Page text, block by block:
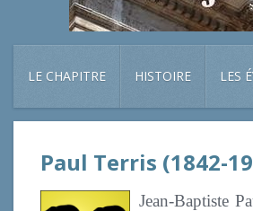
LE CHAPITRE HISTOIRE LES
Paul Terris (1842-
Jean-Baptiste